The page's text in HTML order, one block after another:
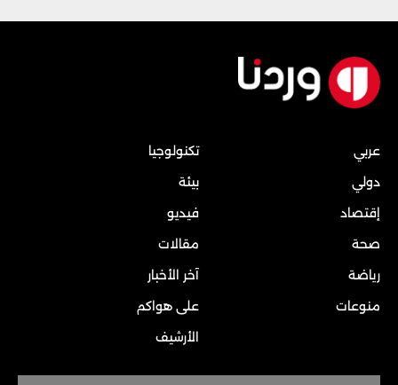
عربي
دولي
إقتصاد
صحة
رياضة
منوعات
تكنولوجيا
بيئة
فيديو
مقالات
آخر الأخبار
على هواكم
الأرشيف